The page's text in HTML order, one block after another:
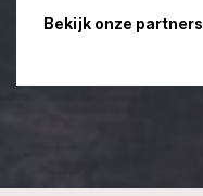
Bekijk onze partners